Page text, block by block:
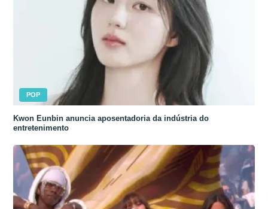
POP
Kwon Eunbin anuncia aposentadoria da indústria do
entretenimento